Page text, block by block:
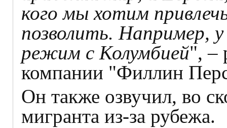
кого мы хотим
позволить. Например,
режим с Колумбией", –
компании "Филлин
Он также озвучил, во
мигранта из-за рубежа.